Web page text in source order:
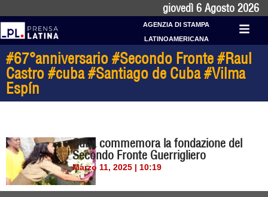
giovedì 6 Agosto 2026
AGENZIA DI STAMPA
LATINOAMERICANA
#67°anniversario #Secondo Fronte #Raul
Castro #cuba #Santiago de Cuba #Vilma
Espín
Cuba commemora la fondazione del
Secondo Fronte Guerrigliero
Marzo 11, 2025 | 10:19